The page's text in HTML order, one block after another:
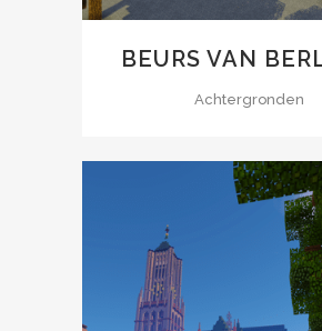
BEURS VAN
Achtergronden